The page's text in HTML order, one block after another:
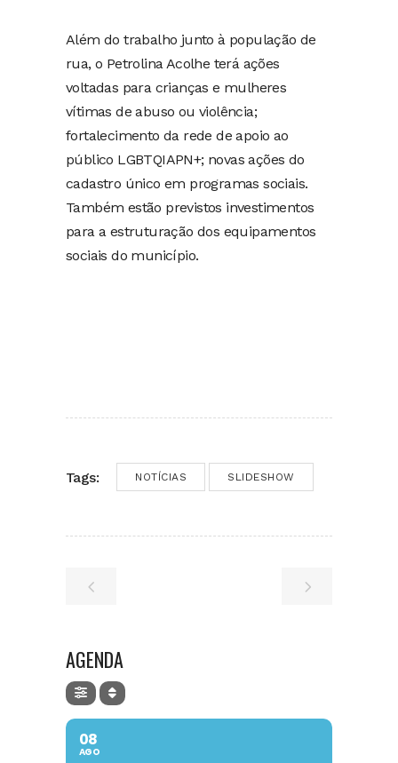
Além do trabalho junto à população de
rua, o Petrolina Acolhe terá ações
voltadas para crianças e mulheres
vítimas de abuso ou violência;
fortalecimento da rede de apoio ao
público LGBTQIAPN+; novas ações do
cadastro único em programas sociais.
Também estão previstos investimentos
para a estruturação dos equipamentos
sociais do município.
Tags: NOTÍCIAS SLIDESHOW
AGENDA
08
AGO